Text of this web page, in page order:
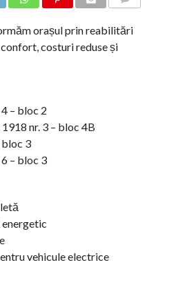
orașul prin reabilitări
costuri reduse și
– bloc 2
nr. 3 – bloc 4B
bloc 3
– bloc 3
vehicule electrice